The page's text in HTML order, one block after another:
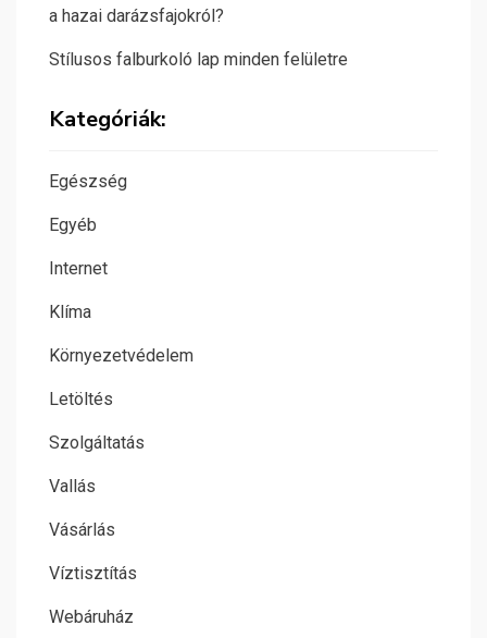
a hazai darázsfajokról?
Stílusos falburkoló lap minden felületre
Kategóriák:
Egészség
Egyéb
Internet
Klíma
Környezetvédelem
Letöltés
Szolgáltatás
Vallás
Vásárlás
Víztisztítás
Webáruház